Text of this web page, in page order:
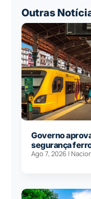
Outras
Governo
segurança
Ago 7, 2026 |